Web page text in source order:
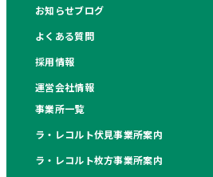
お知らせブログ
よくある質問
採用情報
運営会社情報
事業所一覧
ラ・レコルト伏見事業所案内
ラ・レコルト枚方事業所案内